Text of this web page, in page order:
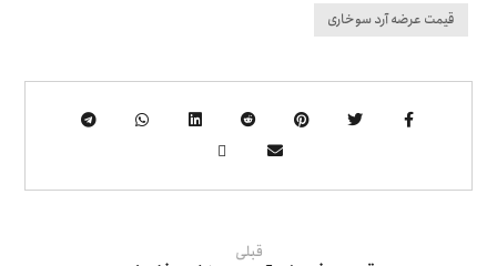
قیمت عرضه آرد سوخاری
قبلی